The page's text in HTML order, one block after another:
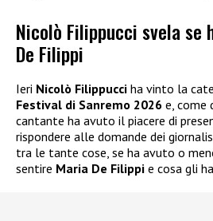
Nicolò Filippucci svela se
De Filippi
Ieri Nicolò Filippucci ha vinto la
Festival di Sanremo 2026 e, come
cantante ha avuto il piacere di
rispondere alle domande dei
tra le tante cose, se ha avuto o
sentire Maria De Filippi e cosa gli